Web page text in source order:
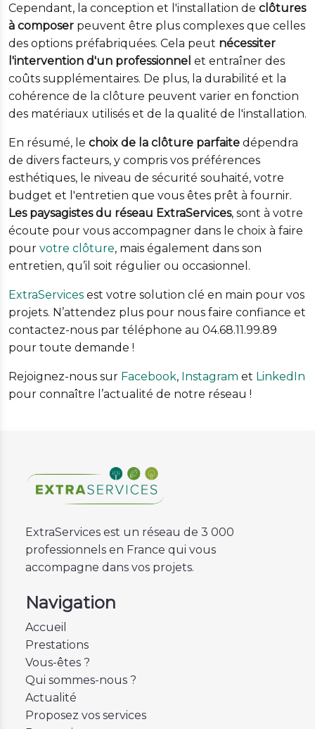
Cependant, la conception et l'installation de clôtures
à composer peuvent être plus complexes que celles
des options préfabriquées. Cela peut nécessiter
l'intervention d'un professionnel et entraîner des
coûts supplémentaires. De plus, la durabilité et la
cohérence de la clôture peuvent varier en fonction
des matériaux utilisés et de la qualité de l'installation.
En résumé, le choix de la clôture parfaite dépendra
de divers facteurs, y compris vos préférences
esthétiques, le niveau de sécurité souhaité, votre
budget et l'entretien que vous êtes prêt à fournir.
Les paysagistes du réseau ExtraServices, sont à votre
écoute pour vous accompagner dans le choix à faire
pour votre clôture, mais également dans son
entretien, qu’il soit régulier ou occasionnel.
ExtraServices est votre solution clé en main pour vos
projets. N’attendez plus pour nous faire confiance et
contactez-nous par téléphone au 04.68.11.99.89
pour toute demande !
Rejoignez-nous sur Facebook, Instagram et LinkedIn
pour connaître l’actualité de notre réseau !
ExtraServices est un réseau de 3 000
professionnels en France qui vous
accompagne dans vos projets.
Navigation
Accueil
Prestations
Vous-êtes ?
Qui sommes-nous ?
Actualité
Proposez vos services